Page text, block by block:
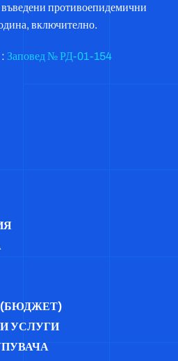
противоепидемични
включително.
Заповед № РД-01-154
УСЛУГИ